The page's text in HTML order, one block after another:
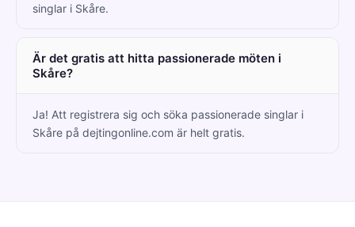
singlar i Skåre.
Är det gratis att hitta passionerade möten i
Skåre?
Ja! Att registrera sig och söka passionerade singlar i
Skåre på dejtingonline.com är helt gratis.